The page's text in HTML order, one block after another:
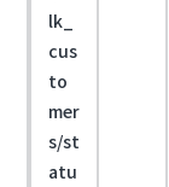
lk_
cus
to
mer
s/st
atu